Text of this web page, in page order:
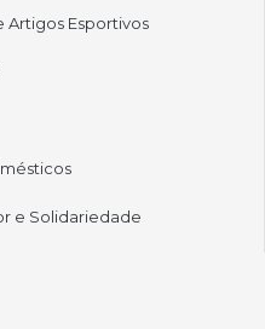
Artigos Esportivos
e Solidariedade